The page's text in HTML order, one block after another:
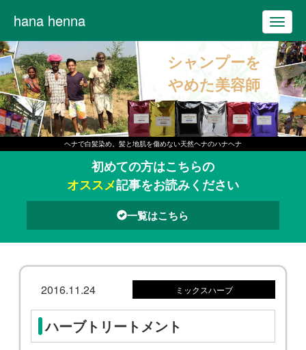
シャンプーを
やめた美容師
T
o
g
g
l
e
n
a
a
t
i
hana henna
ヘナで白髪染め。髪と地肌を傷めない天然ヘナのハナヘナ
初めての方はこちらの
オススメ記事をお読みください
一覧はこちら
2016.11.24 ミックスハーブ
ハーブトリートメント